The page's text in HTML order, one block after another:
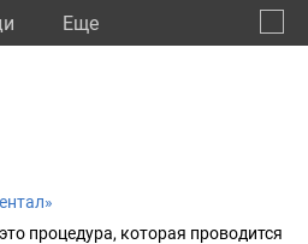
Eще
процедура, которая проводится